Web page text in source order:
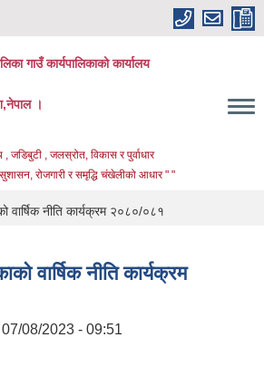
गाउँ कार्यपालिकाको कार्यालय
।
, जडिबुटी , जलस्रोत, विकास र पुर्वाधार
सुशासन, रोजगारी र समृद्धि चंखेलीको आधार " "
वार्षिक नीति कार्यक्रम २०८०/०८१
वार्षिक नीति कार्यक्रम
08/2023 - 09:51